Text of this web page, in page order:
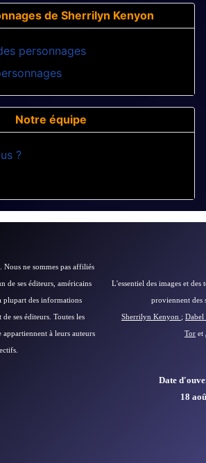
de Sherrilyn Kenyon
personnages
Notre équipe
?
Nous ne sommes pas affiliés
de ses éditeurs, américains
plupart des informations
ses éditeurs. Toutes les
appartiennent à leurs auteurs
L'essentiel des images et
proviennent des
Sherrilyn Kenyon ; Dabel
Tor et
Date
18